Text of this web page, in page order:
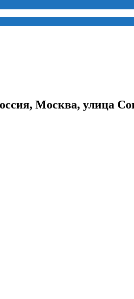
Москва, улица